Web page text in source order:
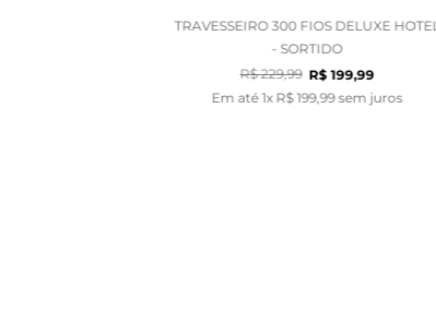
TRAVESSEIRO 300 FIOS DELUXE HOTEL
- SORTIDO
R$ 229,99 R$ 199,99
Em até 1x R$ 199,99sem juros